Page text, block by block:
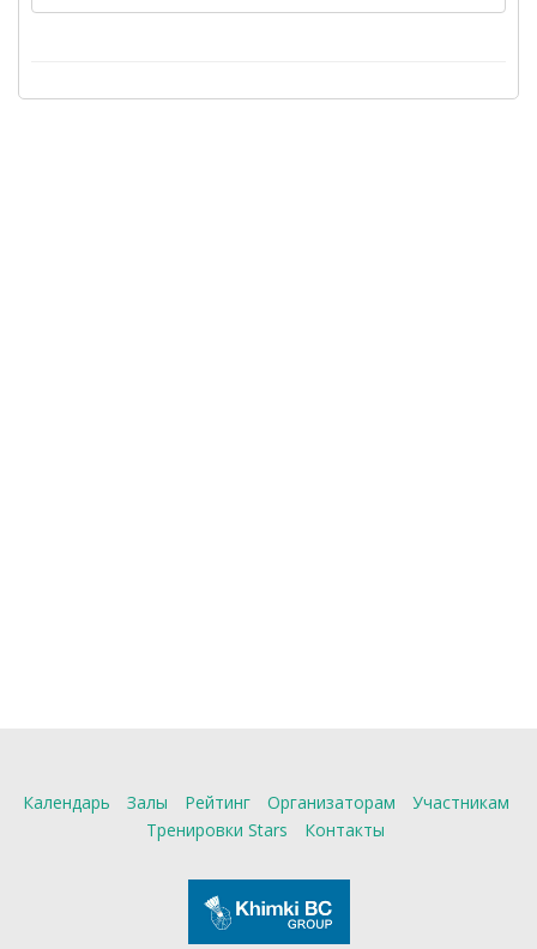
Календарь Залы Рейтинг Организаторам
Участникам
Тренировки Stars
Контакты